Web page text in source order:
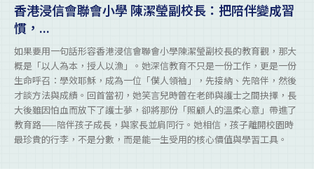
香港浸信會聯會小學 陳潔瑩副校長：把陪伴變成習
慣，...
如果要用一句話形容香港浸信會聯會小學陳潔瑩副校長的教育觀，那大
概是「以人為本，授人以漁」。她深信教育不只是一份工作，更是一份
生命呼召：學效耶穌，成為一位「僕人領袖」，先接納、先陪伴，然後
才談方法與成績。回首當初，她笑言兒時曾在老師與護士之間抉擇，長
大後雖因怕血而放下了護士夢，卻將那份「照顧人的溫柔心意」帶進了
教育路——陪伴孩子成長，與家長並肩同行。她相信，孩子離開校園時
最珍貴的行李，不是分數，而是能一生受用的核心價值與學習工具。